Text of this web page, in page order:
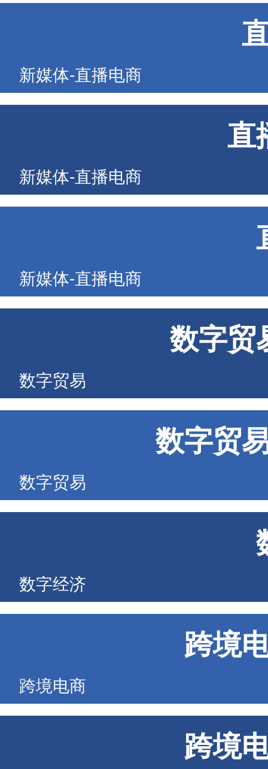
新媒体-直播电商
直
新媒体-直播电商
新媒体-直播电商
数字贸
数字贸易
数字贸
数字贸易
数字经济
跨境
跨境电商
跨境